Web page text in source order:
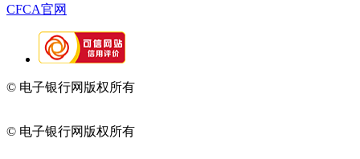
CFCA官网
© 电子银行网版权所有
© 电子银行网版权所有